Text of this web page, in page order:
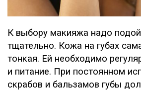
К выбору макияжа надо
тщательно. Кожа на губах
тонкая. Ей необходимо
и питание. При постоянном
скрабов и бальзамов губы